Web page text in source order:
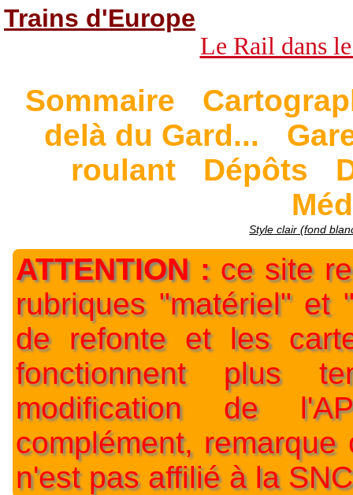
Trains d'Europe
Le Rail dans
Sommaire
delà du Gard...
roulant
Dépôts
Style clair (fond
ATTENTION :ce site
rubriques "matériel" et
de refonte et les
fonctionnent plus
modification de
complément,
n'est pas affilié à la